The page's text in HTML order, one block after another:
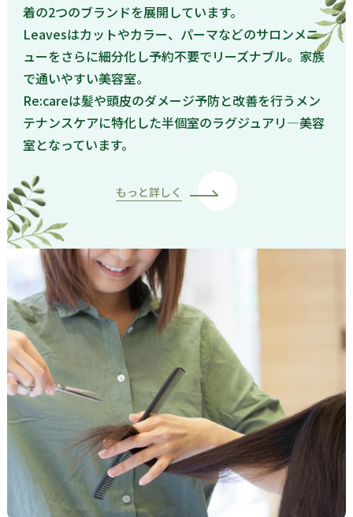
着の2つのブランドを展開しています。
Leavesはカットやカラー、パーマなどのサロンメニ
ューをさらに細分化し予約不要でリーズナブル。家族
で通いやすい美容室。
Re:careは髪や頭皮のダメージ予防と改善を行うメン
テナンスケアに特化した半個室のラグジュアリ―美容
室となっています。
もっと詳しく